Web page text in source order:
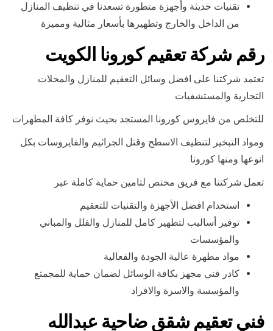
تقنيات حديثة وأجهزة متطورة تسعدنا في تنظيف المنازل
من الداخل والخارج وتطهيرها بأسعار مثالية ومميزة
رقم شركة تعقيم كورونا الكويت
تعتمد شركتنا على افضل وسائل التعقيم للمنازل والمحلات
التجارية والمستشفيات
للتخلص من فايروس كورونا المستجد بحيث نوفر كافة المطهرات
ومواد التبخير لتنظيف الاسطح وقتل الجراثيم والفايروسات بكل
انوعها ومنها كورونا
تعمل شركتنا مع فريق مختص لتامين حماية كاملة عبر
استخدام افضل الأجهزة والتقنيات للتعقيم
توفير أساليب لتطهير كامل للمنازل والفلل والمباني
والمؤسسات
مواد مطهرة عالية الجودة والفعالية
كادر فني مجهز بكافة الوسائل لضمان حماية للمجمتع
والمؤسسة والاسرة والافراد
فني تعقيم شقق ضاحية عبدالله